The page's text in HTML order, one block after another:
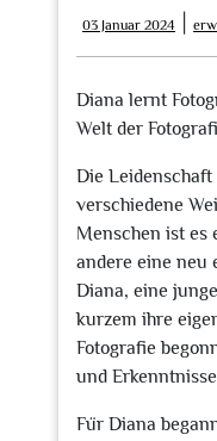
03 Januar 2024
Januar
2024
Diana lernt
Welt der
Die
verschiedene
Menschen ist es
andere eine neu
Diana, eine
kurzem ihre
Fotografie
und
Für Diana